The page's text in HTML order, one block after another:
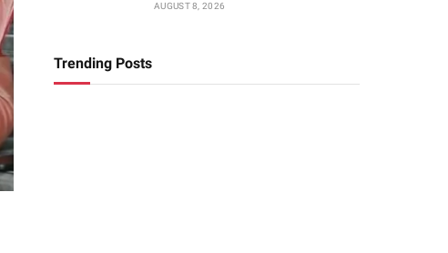
AUGUST 8, 2026
Trending Posts